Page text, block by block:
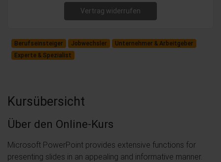
Vertrag widerrufen
Berufseinsteiger Jobwechsler
Unternehmer & Arbeitgeber
Experte & Spezialist
Kursübersicht
Über den Online-Kurs
Microsoft PowerPoint provides extensive functions for
presenting slides in an appealing and informative manner.